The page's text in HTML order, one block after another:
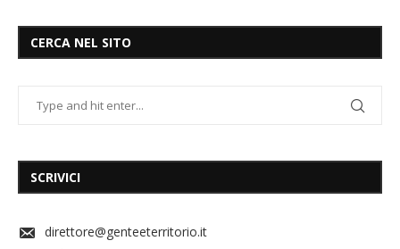
CERCA NEL SITO
SCRIVICI
direttore@genteeterritorio.it